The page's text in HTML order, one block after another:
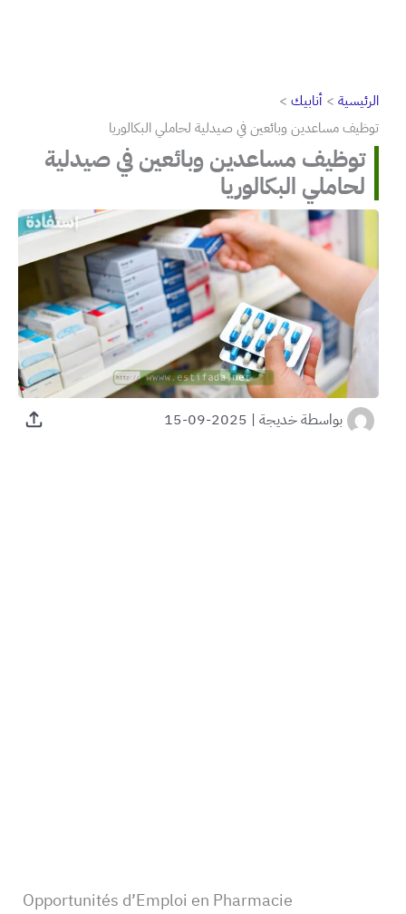
الرئيسية
أنابيك
توظيف مساعدين وبائعين في صيدلية لحاملي البكالوريا
توظيف مساعدين وبائعين في صيدلية
لحاملي البكالوريا
بواسطةخديجة |
2025-09-15
Opportunités d’Emploi en Pharmacie